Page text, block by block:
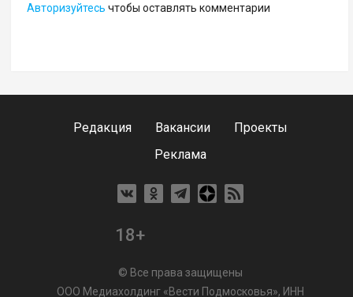
Авторизуйтесь чтобы оставлять комментарии
Редакция Вакансии
Проекты
Реклама
18+
© Все права защищены
ООО Медиахолдинг «Вести Подмосковья», ИНН